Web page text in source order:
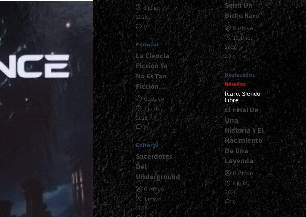
1 julio,
2026
0
Editorial
La Ciencia
Ficción Ya
No Es Tan
Ficción…
Gustavo
1 junio,
2026
0
Editorial
Sacerdotes
Del
Underground
Gustavo
1 mayo,
2026
Sentí Un
Bicho Raro”
Gustavo
13 julio,
2026
0
Destacados
Reseñas
Ícaro: Siendo
Libre
El Final De
Una
Historia Y El
Nacimiento
De Una
Leyenda
Gustavo
8 julio,
2026
0